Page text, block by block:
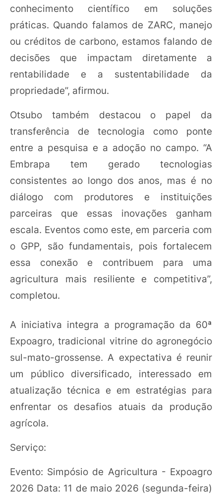
conhecimento científico em soluções
práticas. Quando falamos de ZARC, manejo
ou créditos de carbono, estamos falando de
decisões que impactam diretamente a
rentabilidade e a sustentabilidade da
propriedade”, afirmou.
Otsubo também destacou o papel da
transferência de tecnologia como ponte
entre a pesquisa e a adoção no campo. “A
Embrapa tem gerado tecnologias
consistentes ao longo dos anos, mas é no
diálogo com produtores e instituições
parceiras que essas inovações ganham
escala. Eventos como este, em parceria com
o GPP, são fundamentais, pois fortalecem
essa conexão e contribuem para uma
agricultura mais resiliente e competitiva”,
completou.
A iniciativa integra a programação da 60ª
Expoagro, tradicional vitrine do agronegócio
sul-mato-grossense. A expectativa é reunir
um público diversificado, interessado em
atualização técnica e em estratégias para
enfrentar os desafios atuais da produção
agrícola.
Serviço:
Evento: Simpósio de Agricultura - Expoagro
2026 Data: 11 de maio 2026 (segunda-feira)